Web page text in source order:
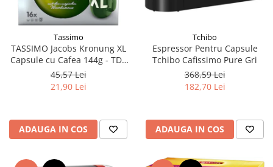
Tassimo
TASSIMO Jacobs Kronung XL
Capsule cu Cafea 144g - TDV
11.08.2026
45,57 Lei
21,90 Lei
ADAUGA IN COS
Tchibo
Espressor Pentru Capsule
Tchibo Cafissimo Pure Gri
368,59 Lei
182,70 Lei
ADAUGA IN COS